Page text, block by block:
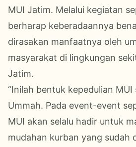
MUI Jatim. Melalui kegiatan
berharap keberadaannya
dirasakan manfaatnya oleh
masyarakat di lingkungan
Jatim.
“Inilah bentuk kepedulian MUI
Ummah. Pada event-event
MUI akan selalu hadir untuk
mudahan kurban yang sudah